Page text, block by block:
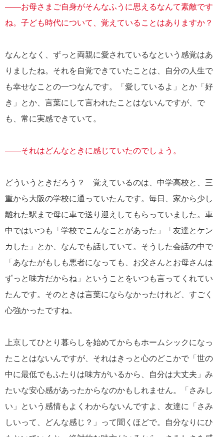
――お母さまご自身がそんなふうに思えるなんて素敵です
ね。子ども時代について、覚えていることはありますか？
なんとなく、ずっと両親に愛されているなという感覚はあ
りましたね。それを自覚できていたことは、自分の人生で
も幸せなことの一つなんです。「愛しているよ」とか「好
き」とか、言葉にして言われたことはないんですが、で
も、常に実感できていて。
――それはどんなときに感じていたのでしょう。
どういうときだろう？ 覚えているのは、中学高校と、三
重から大阪の学校に通っていたんです。毎日、家から少し
離れた駅まで母に車で送り迎えしてもらっていました。車
中ではいつも「学校でこんなことがあった」「友達とケン
カした」とか、なんでも話していて。そうした会話の中で
「あなたがもしも悪者になっても、お父さんとお母さんは
ずっと味方だからね」ということをいつも言ってくれてい
たんです。そのときは言葉にならなかったけれど、すごく
心強かったですね。
上京してひとり暮らしを始めてからもホームシックになっ
たことはないんですが、それはきっと心のどこかで「世の
中に最低でもふたりは味方がいるから、自分は大丈夫」み
たいな安心感があったからなのかもしれません。「さみし
い」という感情もよくわからないんですよ、友達に「さみ
しいって、どんな感じ？」って聞くほどで。自分なりにひ